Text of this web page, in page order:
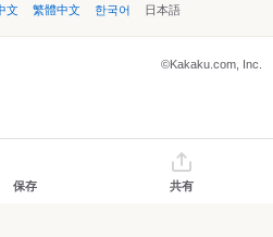
文 繁體中文 한국어 日本語
©Kakaku.com, Inc.
保存 共有